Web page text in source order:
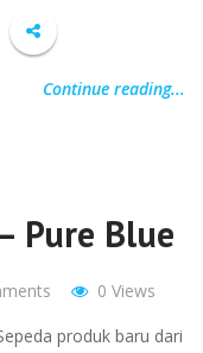
Continue reading...
Pure Blue
0 Views
produk baru dari